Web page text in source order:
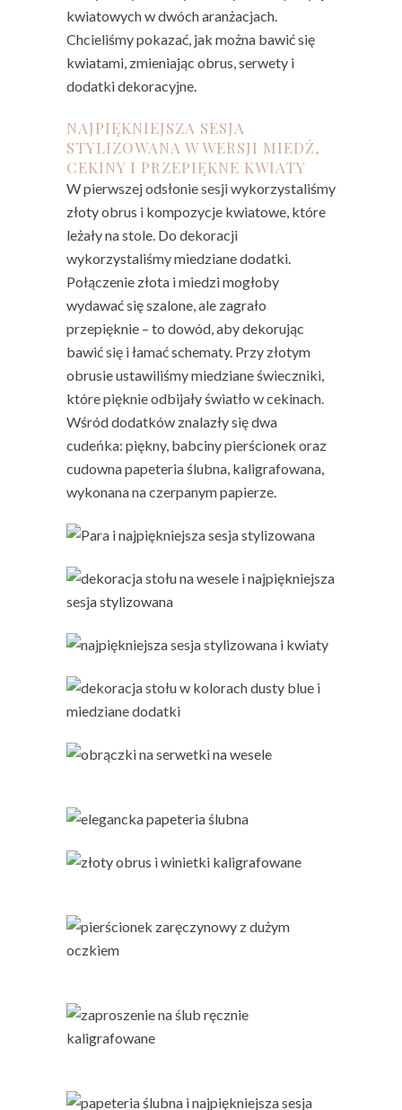
kwiatowych w dwóch aranżacjach.
Chcieliśmy pokazać, jak można bawić się
kwiatami, zmieniając obrus, serwety i
dodatki dekoracyjne.
NAJPIĘKNIEJSZA SESJA
STYLIZOWANA W WERSJI MIEDŹ,
CEKINY I PRZEPIĘKNE KWIATY
W pierwszej odsłonie sesji wykorzystaliśmy
złoty obrus i kompozycje kwiatowe, które
leżały na stole. Do dekoracji
wykorzystaliśmy miedziane dodatki.
Połączenie złota i miedzi mogłoby
wydawać się szalone, ale zagrało
przepięknie – to dowód, aby dekorując
bawić się i łamać schematy. Przy złotym
obrusie ustawiliśmy miedziane świeczniki,
które pięknie odbijały światło w cekinach.
Wśród dodatków znalazły się dwa
cudeńka: piękny, babciny pierścionek oraz
cudowna papeteria ślubna, kaligrafowana,
wykonana na czerpanym papierze.